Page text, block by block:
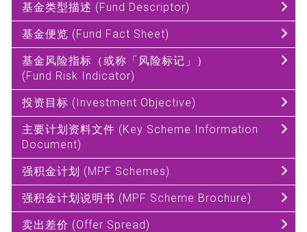
基金类型描述 (Fund Descriptor)
基金便览 (Fund Fact Sheet)
基金风险指标（或称「风险标记」）
(Fund Risk Indicator)
投资目标 (Investment Objective)
主要计划资料文件 (Key Scheme Information
Document)
强积金计划 (MPF Schemes)
强积金计划说明书 (MPF Scheme Brochure)
卖出差价 (Offer Spread)